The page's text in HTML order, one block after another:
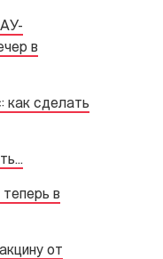
в
как сделать
теперь в
от